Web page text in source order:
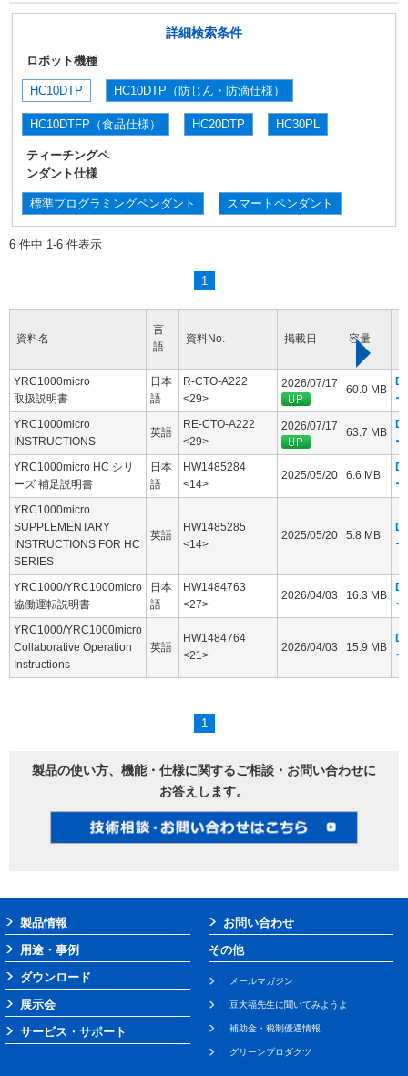
詳細検索条件
ロボット機種
HC10DTP HC10DTP（防じん・防滴仕様）
HC10DTFP（食品仕様） HC20DTP HC30PL
ティーチングペ
ンダント仕様
標準プログラミングペンダント スマートペンダント
6 件中 1-6 件表示
1
資料名
言
語
資料No. 掲載日 容量
YRC1000micro
取扱説明書
日本
語
R-CTO-A222
<29>
2026/07/17 60.0 MB
YRC1000micro
INSTRUCTIONS
英語
RE-CTO-A222
<29>
2026/07/17 63.7 MB
YRC1000micro HC シリ
ーズ 補足説明書
日本
語
HW1485284
<14>
2025/05/20 6.6 MB
YRC1000micro
SUPPLEMENTARY
INSTRUCTIONS FOR HC
SERIES
英語
HW1485285
<14>
2025/05/20 5.8 MB
YRC1000/YRC1000micro
協働運転説明書
日本
語
HW1484763
<27>
2026/04/03 16.3 MB
YRC1000/YRC1000micro
Collaborative Operation
Instructions
英語
HW1484764
<21>
2026/04/03 15.9 MB
1
製品の使い方、機能・仕様に関するご相談・お問い合わせに
お答えします。
製品情報
用途・事例
ダウンロード
展示会
サービス・サポート
お問い合わせ
その他
メールマガジン
豆大福先生に聞いてみようよ
補助金・税制優遇情報
グリーンプロダクツ